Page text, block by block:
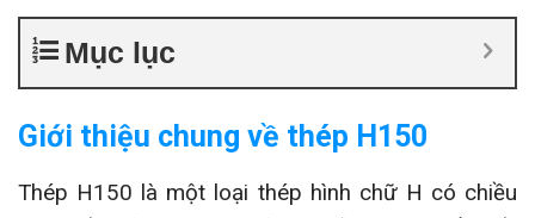
Mục lục
Giới thiệu chung về thép H150
Thép H150 là một loại thép hình chữ H có chiều